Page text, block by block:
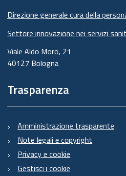
Direzione generale cura della
Settore innovazione nei servizi
Viale Aldo Moro, 21
40127 Bologna
Trasparenza
Amministrazione trasparente
Note legali e copyright
Privacy e cookie
Gestisci i cookie